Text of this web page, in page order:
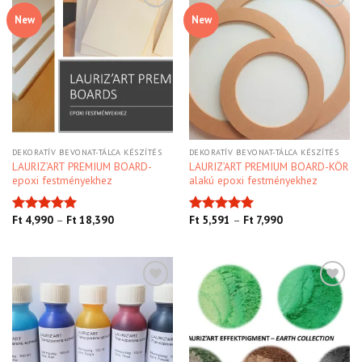
New
Kedvencekhez
DEKORATÍV BEVONAT-TÁLCA KÉSZÍTÉS
LAURIZ’ART PREMIUM BOARD-
epoxi festményekhez
Értékelés:
Ft4,990– Ft18,390
New
Kedvencekhez
DEKORATÍV BEVONAT-TÁLCA KÉSZÍTÉS
LAURIZ’ART PREMIUM BOARD-KÖR
alakú epoxi festményekhez
Értékelés:
Ft5,591 – Ft7,990
Kedvencekhez Kedvencekhez